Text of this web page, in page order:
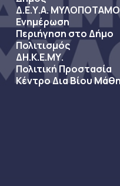
Δ.Ε.Υ.Α.
Ενημέρωση
Περιήγηση στο Δήμο
Πολιτισμός
ΔΗ.Κ.Ε.ΜΥ.
Πολιτική Προστασία
Κέντρο Δια Βίου